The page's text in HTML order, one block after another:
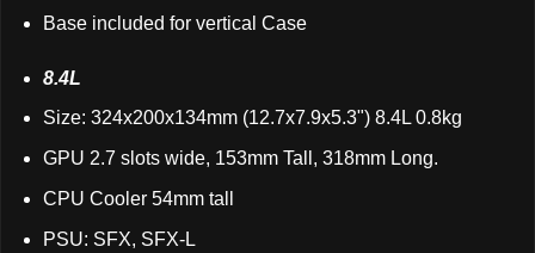
Base included for vertical Case
8.4L
Size: 324x200x134mm (12.7x7.9x5.3") 8.4L 0.8kg
GPU 2.7 slots wide, 153mm Tall, 318mm Long.
CPU Cooler 54mm tall
PSU: SFX, SFX-L